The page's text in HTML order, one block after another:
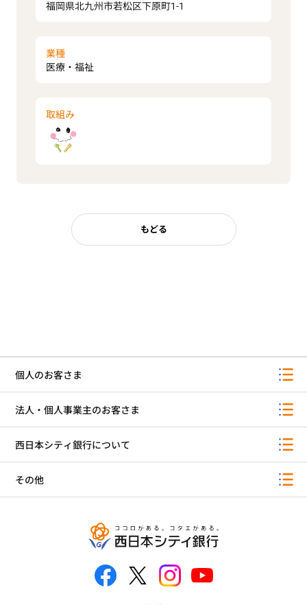
福岡県北九州市若松区下原町1-1
業種
医療・福祉
取組み
もどる
個人のお客さま
法人・個人事業主のお客さま
西日本シティ銀行について
その他